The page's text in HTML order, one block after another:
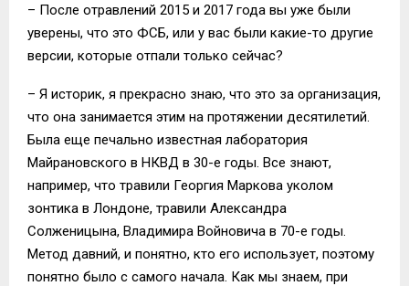
– После отравлений 2015 и 2017 года вы уже были
уверены, что это ФСБ, или у вас были какие-то другие
версии, которые отпали только сейчас?
– Я историк, я прекрасно знаю, что это за организация,
что она занимается этим на протяжении десятилетий.
Была еще печально известная лаборатория
Майрановского в НКВД в 30-е годы. Все знают,
например, что травили Георгия Маркова уколом
зонтика в Лондоне, травили Александра
Солженицына, Владимира Войновича в 70-е годы.
Метод давний, и понятно, кто его использует, поэтому
понятно было с самого начала. Как мы знаем, при